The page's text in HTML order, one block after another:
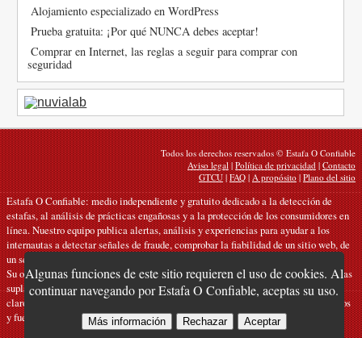
Algunas funciones de este sitio requieren el uso de cookies. Al
continuar navegando por Estafa O Confiable, aceptas su uso.
Más información Rechazar Aceptar
Alojamiento especializado en WordPress
Prueba gratuita: ¡Por qué NUNCA debes aceptar!
Comprar en Internet, las reglas a seguir para comprar con
seguridad
Todos los derechos reservados © Estafa O Confiable
Aviso legal|Política de privacidad|Contacto
GTCU|FAQ|A propósito|Plano del sitio
Estafa O Confiable: medio independiente y gratuito dedicado a la detección de
estafas, al análisis de prácticas engañosas y a la protección de los consumidores en
línea. Nuestro equipo publica alertas, análisis y experiencias para ayudar a los
internautas a detectar señales de fraude, comprobar la fiabilidad de un sitio web, de
un servicio o de una oferta, y protegerse mejor frente a los riesgos digitales.
Su objetivo: contribuir a la lucha contra las estafas, el phishing, los sitios falsos, las
suplantaciones y las manipulaciones comerciales en línea, ofreciendo contenidos
claros, rigurosos y útiles, basados en el análisis de señales verificables, testimonios
y fuentes fiables.